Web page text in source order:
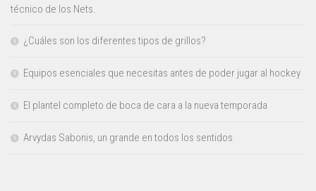
técnico de los Nets.
¿Cuáles son los diferentes tipos de grillos?
Equipos esenciales que necesitas antes de poder jugar al hockey
El plantel completo de boca de cara a la nueva temporada
Arvydas Sabonis, un grande en todos los sentidos